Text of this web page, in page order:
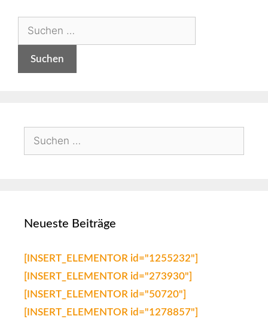
Neueste Beiträge
[INSERT_ELEMENTOR id="1255232"]
[INSERT_ELEMENTOR id="273930"]
[INSERT_ELEMENTOR id="50720"]
[INSERT_ELEMENTOR id="1278857"]